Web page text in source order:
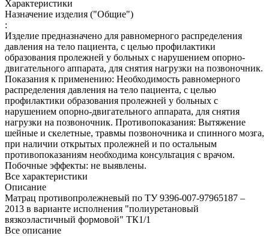
Характеристики
Назначение изделия ("Общие")
:
Изделие предназначено для равномерного распределения
давления на тело пациента, с целью профилактики
образования пролежней у больных с нарушением опорно-
двигательного аппарата, для снятия нагрузки на позвоночник.
Показания к применению: Необходимость равномерного
распределения давления на тело пациента, с целью
профилактики образования пролежней у больных с
нарушением опорно-двигательного аппарата, для снятия
нагрузки на позвоночник. Противопоказания: Вытяжение
шейные и скелетные, травмы позвоночника и спинного мозга,
при наличии открытых пролежней и по остальным
противопоказаниям необходима консультация с врачом.
Побочные эффекты: не выявлены.
Все характеристики
Описание
Матрац противопролежневый по ТУ 9396-007-97965187 –
2013 в варианте исполнения "полиуретановый
вязкоэластичный формовой" ТК1/1
Все описание